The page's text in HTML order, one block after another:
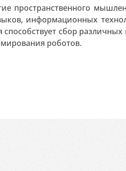
пространственного
информационных
сбор
роботов.